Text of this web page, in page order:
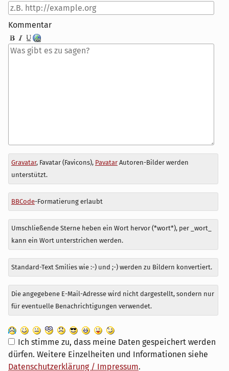
Kommentar
Antwort
zu
Gravatar, Favatar (Favicons), PavatarAutoren-Bilder werden
unterstützt.
BBCode-Formatierung erlaubt
Umschließende Sterne heben ein Wort hervor (*wort*), per _wort_
kann ein Wort unterstrichen werden.
Standard-Text Smilies wie :-) und ;-) werden zu Bildern konvertiert.
Die angegebene E-Mail-Adresse wird nicht dargestellt, sondern nur
für eventuelle Benachrichtigungen verwendet.
Ich stimme zu, dass meine Daten gespeichert werden
dürfen. Weitere Einzelheiten und Informationen siehe
Datenschutzerklärung / Impressum.